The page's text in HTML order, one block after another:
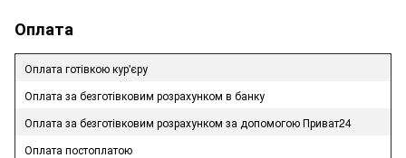
Оплата
Оплата готівкою кур'єру
Оплата за безготівковим розрахунком в банку
Оплата за безготівковим розрахунком за допомогою Приват24
Оплата постоплатою